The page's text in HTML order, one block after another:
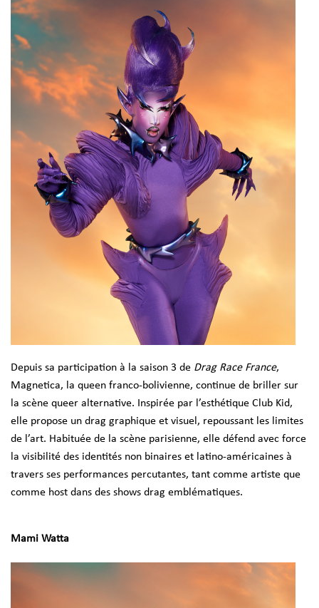
Depuis sa participation à la saison 3 de Drag Race France,
Magnetica, la queen franco-bolivienne, continue de briller sur
la scène queer alternative. Inspirée par l’esthétique Club Kid,
elle propose un drag graphique et visuel, repoussant les limites
de l’art. Habituée de la scène parisienne, elle défend avec force
la visibilité des identités non binaires et latino-américaines à
travers ses performances percutantes, tant comme artiste que
comme host dans des shows drag emblématiques.
Mami Watta